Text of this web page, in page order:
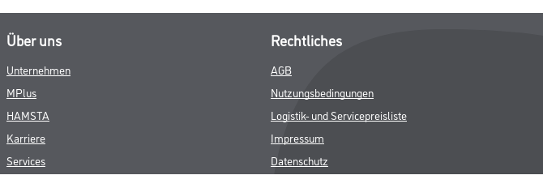
Über uns
Unternehmen
MPlus
HAMSTA
Karriere
Services
Rechtliches
AGB
Nutzungsbedingungen
Logistik- und Servicepreisliste
Impressum
Datenschutz